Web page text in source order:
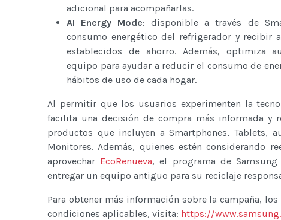
adicional para acompañarlas.
AI Energy Mode: disponible a través de
consumo energético del refrigerador y recibir
establecidos de ahorro. Además, optimiza
equipo para ayudar a reducir el consumo de
hábitos de uso de cada hogar.
Al permitir que los usuarios experimenten la
facilita una decisión de compra más informada y
productos que incluyen a Smartphones, Tablets,
Monitores. Además, quienes estén considerando
aprovechar EcoRenueva, el programa de
entregar un equipo antiguo para su reciclaje
Para obtener más información sobre la campaña,
condiciones aplicables, visita: https://